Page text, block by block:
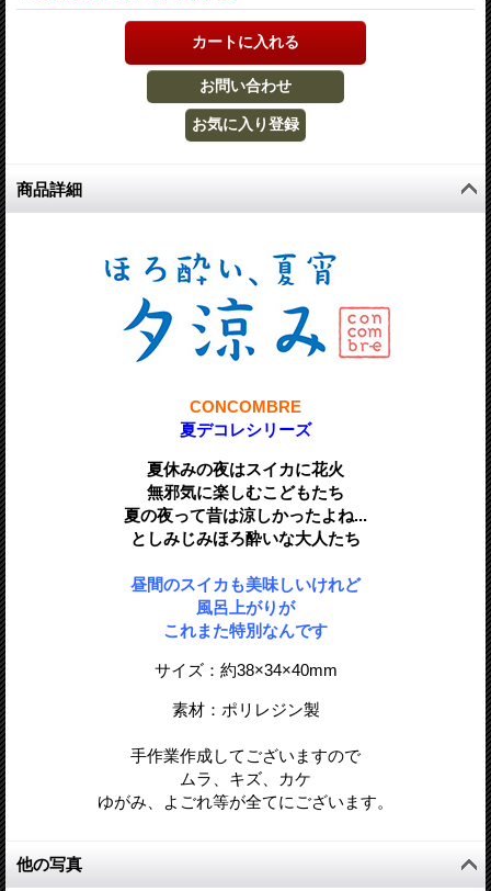
商品詳細
CONCOMBRE
夏デコレシリーズ
夏休みの夜はスイカに花火
無邪気に楽しむこどもたち
夏の夜って昔は涼しかったよね...
としみじみほろ酔いな大人たち
昼間のスイカも美味しいけれど
風呂上がりが
これまた特別なんです
サイズ：約38×34×40mm
素材：ポリレジン製
手作業作成してございますので
ムラ、キズ、カケ
ゆがみ、よごれ等が全てにございます。
他の写真